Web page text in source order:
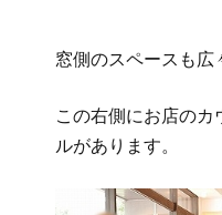
窓側のスペースも広
この右側にお店の
ルがあります。